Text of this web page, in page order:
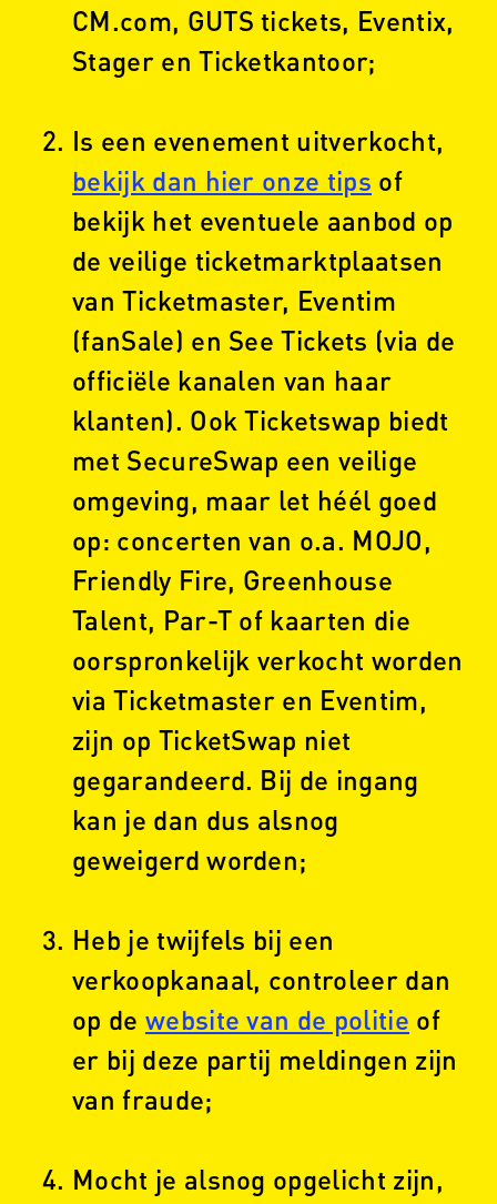
CM.com, GUTS tickets, Eventix,
Stager en Ticketkantoor;
Is een evenement uitverkocht,
bekijk dan hier onze tips of
bekijk het eventuele aanbod op
de veilige ticketmarktplaatsen
van Ticketmaster, Eventim
(fanSale) en See Tickets (via de
officiële kanalen van haar
klanten). Ook Ticketswap biedt
met SecureSwap een veilige
omgeving, maar let héél goed
op: concerten van o.a. MOJO,
Friendly Fire, Greenhouse
Talent, Par-T of kaarten die
oorspronkelijk verkocht worden
via Ticketmaster en Eventim,
zijn op TicketSwap niet
gegarandeerd. Bij de ingang
kan je dan dus alsnog
geweigerd worden;
Heb je twijfels bij een
verkoopkanaal, controleer dan
op de website van de politie of
er bij deze partij meldingen zijn
van fraude;
Mocht je alsnog opgelicht zijn,